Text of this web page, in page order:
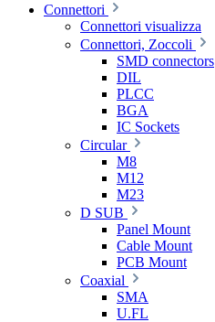
Connettori
Connettori visualizza
Connettori, Zoccoli
SMD connectors
DIL
PLCC
BGA
IC Sockets
Circular
M8
M12
M23
D SUB
Panel Mount
Cable Mount
PCB Mount
Coaxial
SMA
U.FL